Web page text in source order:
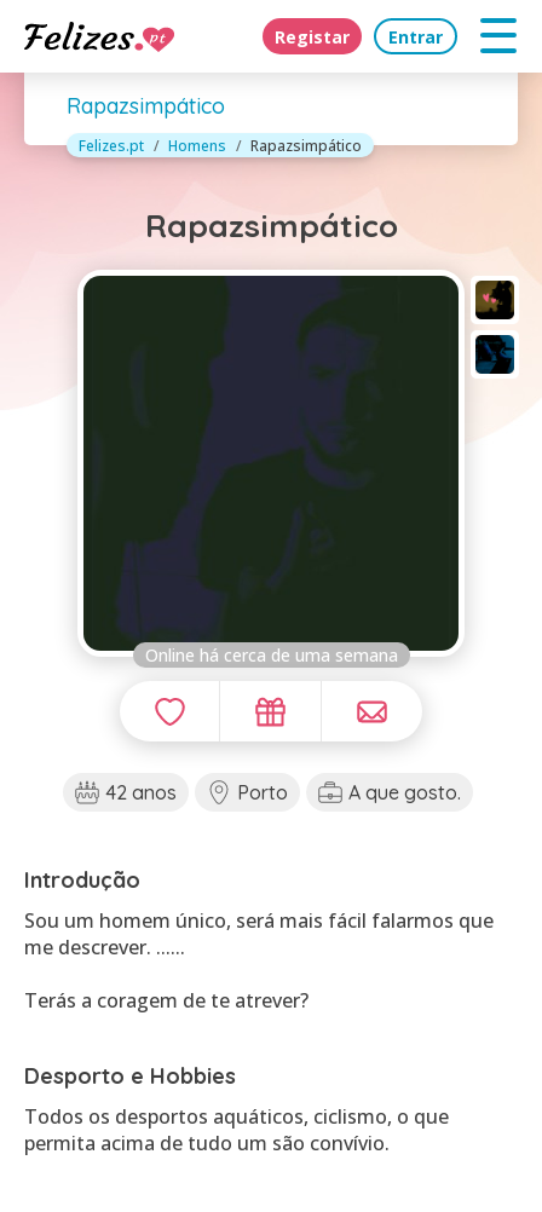
Registar Entrar
Rapazsimpático
Felizes.pt Homens Rapazsimpático
Rapazsimpático
Online há cerca de uma semana
42 anos Porto A que gosto.
Introdução
Sou um homem único, será mais fácil falarmos que
me descrever. ......
Terás a coragem de te atrever?
Desporto e Hobbies
Todos os desportos aquáticos, ciclismo, o que
permita acima de tudo um são convívio.